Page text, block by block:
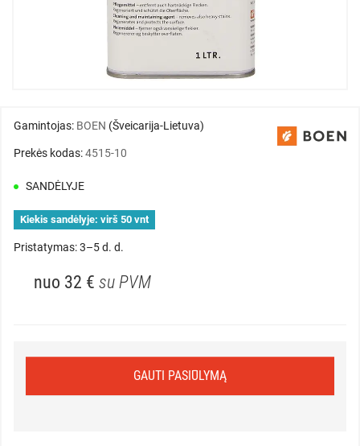
Gamintojas: BOEN (Šveicarija-Lietuva)
Prekės kodas:4515-10
SANDĖLYJE
Kiekis sandėlyje: virš 50 vnt
Pristatymas: 3–5 d. d.
nuo 32 € su PVM
GAUTI PASIŪLYMĄ